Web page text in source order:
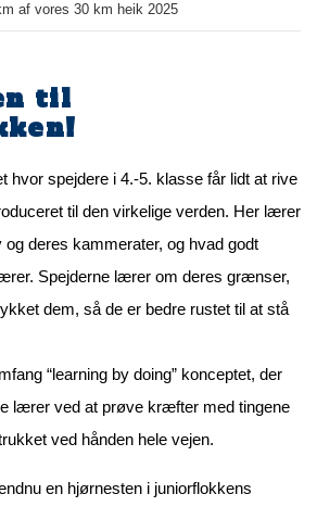
af vores 30 km heik 2025
til
hvor spejdere i 4.-5. klasse får lidt at rive
til den virkelige verden. Her lærer
deres kammerater, og hvad godt
Spejderne lærer om deres grænser,
dem, så de er bedre rustet til at stå
“learning by doing” konceptet, der
lærer ved at prøve kræfter med tingene
ved hånden hele vejen.
en hjørnesten i juniorflokkens